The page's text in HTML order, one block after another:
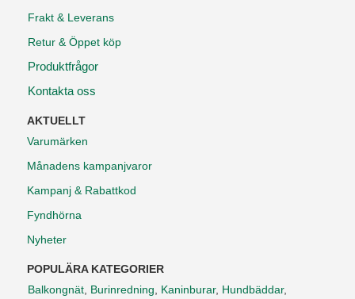
Frakt & Leverans
Retur & Öppet köp
Produktfrågor
Kontakta oss
AKTUELLT
Varumärken
Månadens kampanjvaror
Kampanj & Rabattkod
Fyndhörna
Nyheter
POPULÄRA KATEGORIER
Balkongnät, Burinredning, Kaninburar, Hundbäddar,